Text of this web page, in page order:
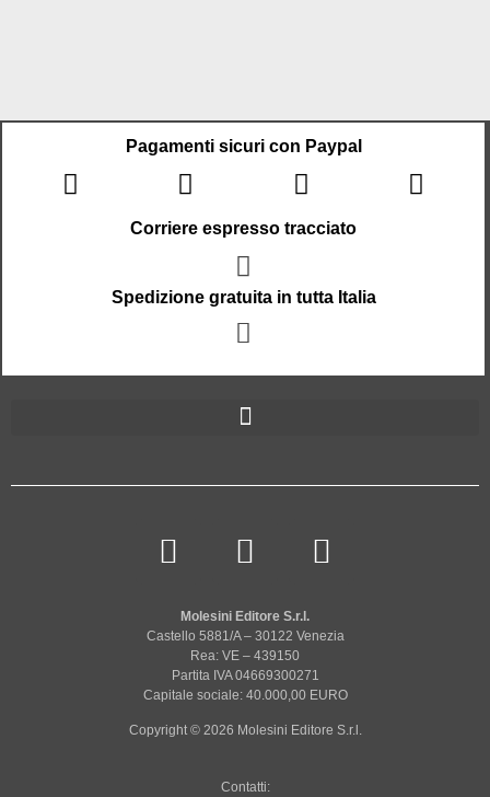
Pagamenti sicuri con Paypal
Corriere espresso tracciato
Spedizione gratuita in tutta Italia
Molesini Editore S.r.l.
Castello 5881/A – 30122 Venezia
Rea: VE – 439150
Partita IVA 04669300271
Capitale sociale: 40.000,00 EURO
Copyright © 2026 Molesini Editore S.r.l.
Contatti: